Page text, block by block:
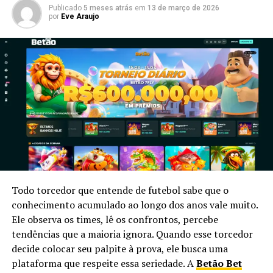
Ministério da Fazenda, mas foi reduzido no Congresso
durante a regulamentação do setor em 2024
Resumo das propostas em discussão:
Revisão de benefícios tributários
Leilão de excedentes de petróleo
Controle do crescimento do BPC
Revisão das regras de crescimento mínimo para
saúde e educação
Elevação da tributação sobre apostas online
Publicado 5 meses atrás em 13 de março de 2026
por Eve Araujo
Todo torcedor que entende de futebol sabe que o
conhecimento acumulado ao longo dos anos vale muito.
Ele observa os times, lê os confrontos, percebe
tendências que a maioria ignora. Quando esse torcedor
decide colocar seu palpite à prova, ele busca uma
plataforma que respeite essa seriedade. ABetão Bet